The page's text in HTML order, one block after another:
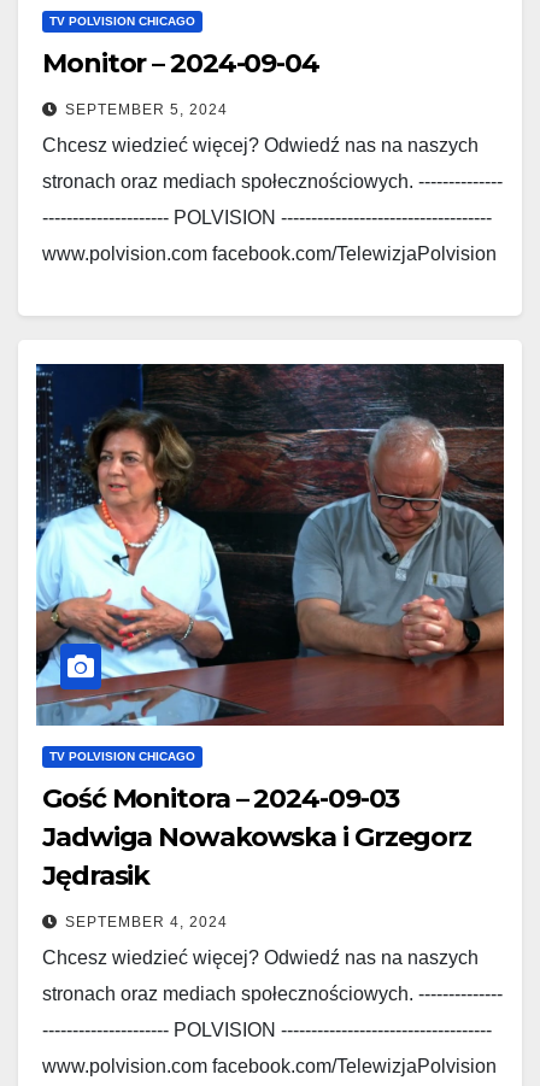
TV POLVISION CHICAGO
Monitor – 2024-09-04
SEPTEMBER 5, 2024
Chcesz wiedzieć więcej? Odwiedź nas na naszych
stronach oraz mediach społecznościowych. --------------
--------------------- POLVISION -----------------------------------
www.polvision.com facebook.com/TelewizjaPolvision
TV POLVISION CHICAGO
Gość Monitora – 2024-09-03
Jadwiga Nowakowska i Grzegorz
Jędrasik
SEPTEMBER 4, 2024
Chcesz wiedzieć więcej? Odwiedź nas na naszych
stronach oraz mediach społecznościowych. --------------
--------------------- POLVISION -----------------------------------
www.polvision.com facebook.com/TelewizjaPolvision